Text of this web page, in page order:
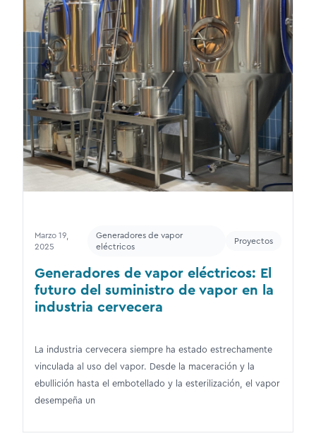
Marzo 19,
2025
Generadores de vapor
eléctricos
Proyectos
Generadores de vapor eléctricos: El
futuro del suministro de vapor en la
industria cervecera
La industria cervecera siempre ha estado estrechamente
vinculada al uso del vapor. Desde la maceración y la
ebullición hasta el embotellado y la esterilización, el vapor
desempeña un